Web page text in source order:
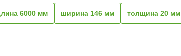
6000 мм ширина 146 мм толщина 20 мм